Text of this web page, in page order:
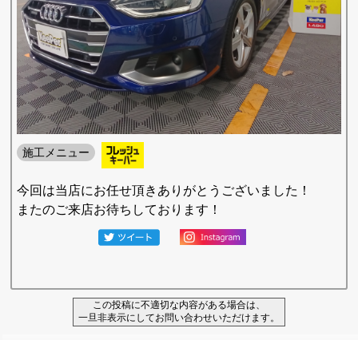
施工メニュー
今回は当店にお任せ頂きありがとうございました！
またのご来店お待ちしております！
この投稿に不適切な内容がある場合は、
一旦非表示にしてお問い合わせいただけます。